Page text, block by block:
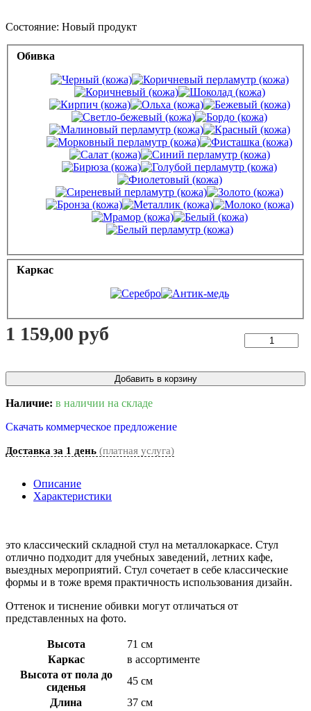
Состояние: Новый продукт
Обивка
Каркас
1 159,00 руб
Добавить в корзину
Наличие: в наличии на складе
Скачать коммерческое предложение
Доставка за 1 день (платная услуга)
Описание
Характеристики
это классический складной стул на металлокаркасе. Стул
отлично подходит для учебных заведений, летних кафе,
выездных мероприятий. Стул сочетает в себе классические
формы и в тоже время практичность использования дизайн.
Оттенок и тиснение обивки могут отличаться от
представленных на фото.
Высота
71 см
Каркас
в ассортименте
Высота от пола до
сиденья
45 см
Длина
37 см